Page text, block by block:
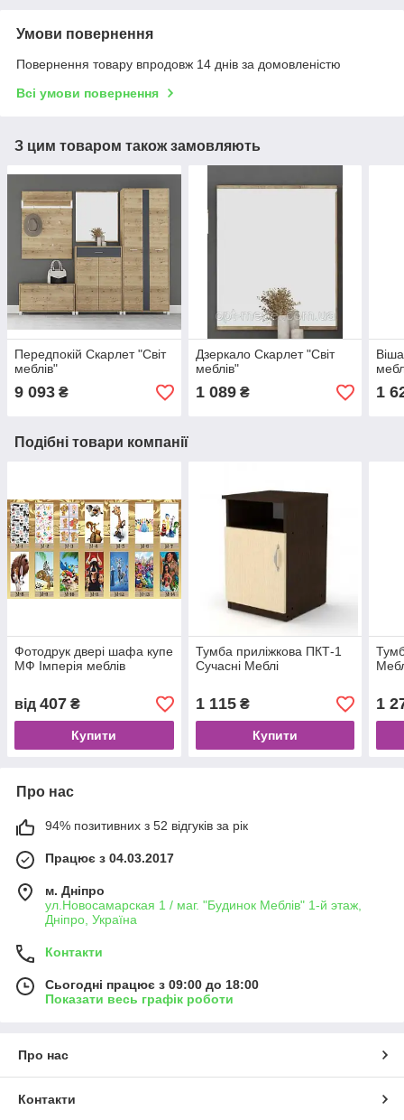
Умови повернення
Повернення товару впродовж 14 днів за домовленістю
Всі умови повернення
З цим товаром також замовляють
Передпокій Скарлет "Світ
меблів"
9 093 ₴
Дзеркало Скарлет "Світ
меблів"
1 089₴ 1
Подібні товари компанії
Фотодрук двері шафа купе
МФ Імперія меблів
від 407 ₴
Купити
Тумба приліжкова ПКТ-1
Сучасні Меблі
1 115₴
Купити
1
Про нас
94% позитивних з 52 відгуків за рік
Працює з 04.03.2017
м. Дніпро
ул.Новосамарская 1 / маг. "Будинок Меблiв" 1-й этаж,
Дніпро, Україна
Контакти
Сьогодні працює з 09:00 до 18:00
Показати весь графік роботи
Про нас
Контакти